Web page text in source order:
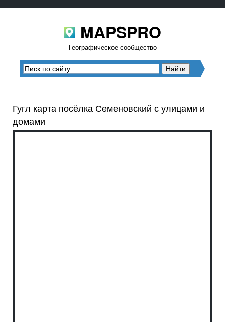
MAPSPRO
Географическое сообщество
Гугл карта посёлка Семеновский с улицами и
домами